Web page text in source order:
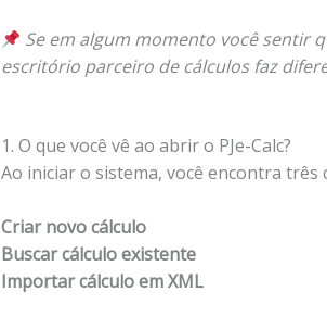
Se em algum momento você sentir
escritório parceiro de cálculos faz
1. O que você vê ao abrir o PJe-Calc?
Ao iniciar o sistema, você encontra três
Criar novo cálculo
Buscar cálculo existente
Importar cálculo em XML